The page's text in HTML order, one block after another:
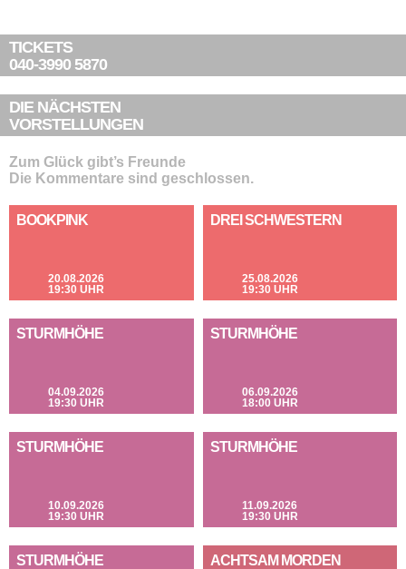
TICKETS
040-3990 5870
DIE NÄCHSTEN
VORSTELLUNGEN
Zum Glück gibt’s Freunde
Die Kommentare sind geschlossen.
BOOKPINK
20.08.2026
19:30 UHR
DREI SCHWESTERN
25.08.2026
19:30 UHR
STURMHÖHE
04.09.2026
19:30 UHR
STURMHÖHE
06.09.2026
18:00 UHR
STURMHÖHE
10.09.2026
19:30 UHR
STURMHÖHE
11.09.2026
19:30 UHR
STURMHÖHE ACHTSAM MORDEN